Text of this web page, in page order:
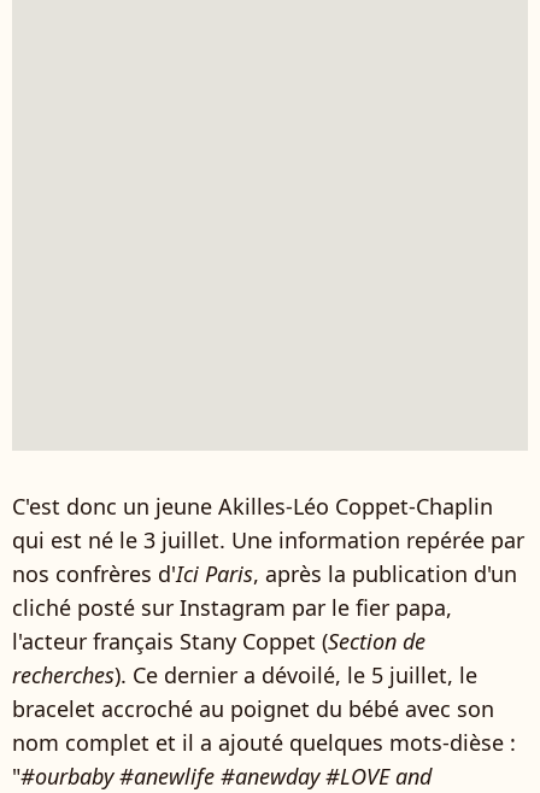
C'est donc un jeune Akilles-Léo Coppet-Chaplin
qui est né le 3 juillet. Une information repérée par
nos confrères d'Ici Paris, après la publication d'un
cliché posté sur Instagram par le fier papa,
l'acteur français Stany Coppet (Section de
recherches). Ce dernier a dévoilé, le 5 juillet, le
bracelet accroché au poignet du bébé avec son
nom complet et il a ajouté quelques mots-dièse :
"#ourbaby #anewlife #anewday #LOVE and